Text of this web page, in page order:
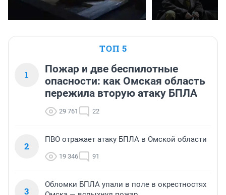
ТОП 5
1
Пожар и две беспилотные
опасности: как Омская область
пережила вторую атаку БПЛА
29 761 22
2
ПВО отражает атаку БПЛА в Омской области
19 346 91
3
Обломки БПЛА упали в поле в окрестностях